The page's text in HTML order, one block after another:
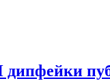
дипфейки